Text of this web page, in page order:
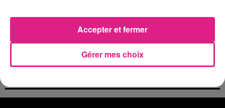
Chalets de Noël solidaires : la ville de Metz lance un appel à...
Vosges : les feux d’artifice de Gérardmer sont annulés
Insolite : cette émission de télévision recherche des candidats...
Gérer mes choix
Accepter et fermer